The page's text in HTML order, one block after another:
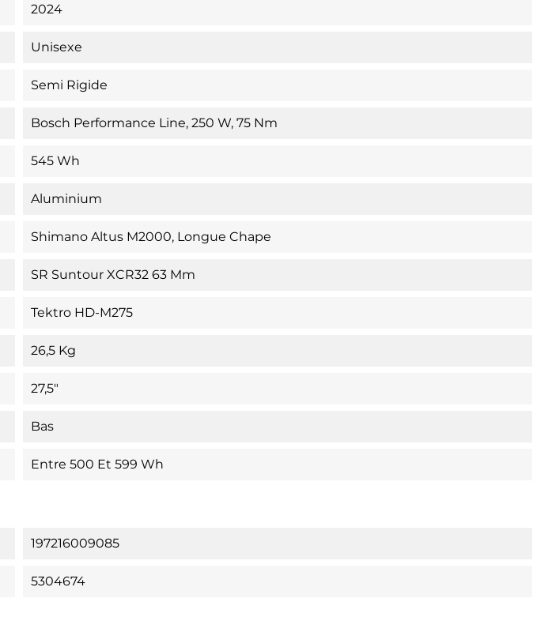
2024
Unisexe
Semi Rigide
Bosch Performance Line, 250 W, 75 Nm
545 Wh
Aluminium
Shimano Altus M2000, Longue Chape
SR Suntour XCR32 63 Mm
Tektro HD-M275
26,5 Kg
27,5"
Bas
Entre 500 Et 599 Wh
197216009085
5304674